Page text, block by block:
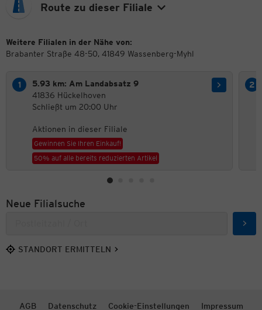
Route zu dieser Filiale
Weitere Filialen in der Nähe von:
Brabanter Straße 48-50, 41849 Wassenberg-Myhl
5.93 km: Am Landabsatz 9
41836 Hückelhoven
Schließt um 20:00 Uhr
Aktionen in dieser Filiale
Gewinnen Sie Ihren Einkauf!
50% auf alle bereits reduzierten Artikel
Neue Filialsuche
STANDORT ERMITTELN
AGB Datenschutz Cookie-Einstellungen Impressum